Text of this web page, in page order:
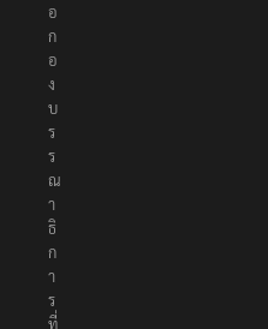
อ
ก
อ
ง
บ
ร
ร
ณ
า
ธิ
ก
า
ร
ที่